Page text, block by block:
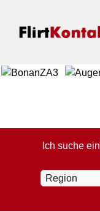
springen
Ich suche ein